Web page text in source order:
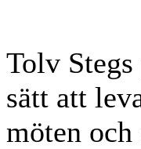
Tolv
sätt att
möten